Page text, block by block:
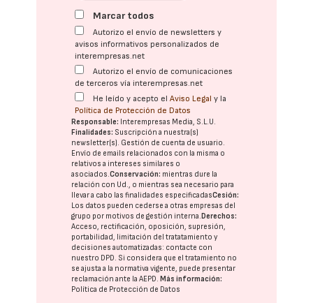
Marcar todos
Autorizo el envío de newsletters y
avisos informativos personalizados de
interempresas.net
Autorizo el envío de comunicaciones
de terceros vía interempresas.net
He leído y acepto elAviso Legal y la
Política de Protección de Datos
Responsable: Interempresas Media, S.L.U.
Finalidades: Suscripción a nuestra(s)
newsletter(s). Gestión de cuenta de usuario.
Envío de emails relacionados con la misma o
relativos a intereses similares o
asociados.Conservación: mientras dure la
relación con Ud., o mientras sea necesario para
llevar a cabo las finalidades especificadasCesión:
Los datos pueden cederse a otras empresas del
grupo por motivos de gestión interna. Derechos:
Acceso, rectificación, oposición, supresión,
portabilidad, limitación del tratatamiento y
decisiones automatizadas: contacte con
nuestro DPD. Si considera que el tratamiento no
se ajusta a la normativa vigente, puede presentar
reclamación ante laAEPD. Más información:
Política de Protección de Datos